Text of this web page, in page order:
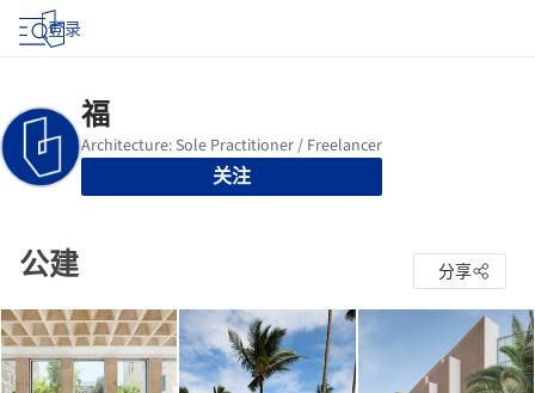
登录
关注
公建 分享